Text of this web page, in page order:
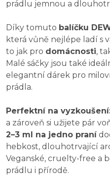
prádlu jemnou a
Díky tomuto balíčku
která vůně nejlépe ladí s
to jak pro domácnosti,
Malé sáčky jsou také
elegantní dárek pro
prádla.
Perfektní na
a zároveň si užijete pár
2–3 ml na jedno praní
hebkost, dlouhotrvající
Veganské, cruelty-free a
prádlu i přírodě.